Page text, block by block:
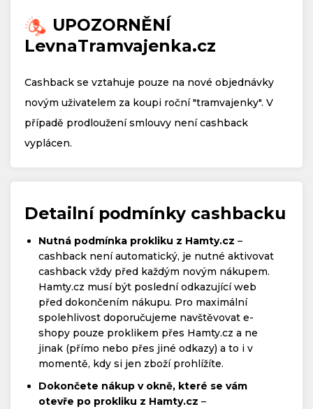
UPOZORNĚNÍ
LevnaTramvajenka.cz
Cashback se vztahuje pouze na nové objednávky
novým uživatelem za koupi roční "tramvajenky". V
případě prodloužení smlouvy není cashback
vyplácen.
Detailní podmínky cashbacku
Nutná podmínka prokliku z Hamty.cz –
cashback není automatický, je nutné aktivovat
cashback vždy před každým novým nákupem.
Hamty.cz musí být poslední odkazující web
před dokončením nákupu. Pro maximální
spolehlivost doporučujeme navštěvovat e-
shopy pouze proklikem přes Hamty.cz a ne
jinak (přímo nebo přes jiné odkazy) a to i v
momentě, kdy si jen zboží prohlížíte.
Dokončete nákup v okně, které se vám
otevře po prokliku z Hamty.cz –